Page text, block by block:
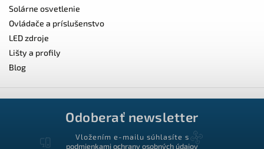
Solárne osvetlenie
Ovládače a príslušenstvo
LED zdroje
Lišty a profily
Blog
Odoberať newsletter
Vložením e-mailu súhlasíte s
podmienkami ochrany osobných údajov